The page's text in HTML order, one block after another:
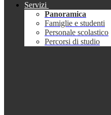
Servizi
Panoramica
Famiglie e studenti
Personale scolastico
Percorsi di studio